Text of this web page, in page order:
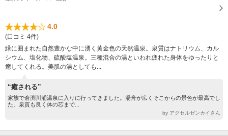
4.0
(口コミ 4件)
緑に囲まれた自然豊かな中に湧く黄金色の天然温泉。泉質はナトリウム、カル
シウム、塩化物、硫酸塩温泉。三種混合の湯といわれ疲れた身体をゆったりと
癒してくれる。美肌の湯としても...
“癒される”
家族で倉渕川浦温泉に入りに行ってきました。湯舟が広くそこからの景色が最高でし
た。泉質も良く体の芯まで...
by アクセルゼンカイさん